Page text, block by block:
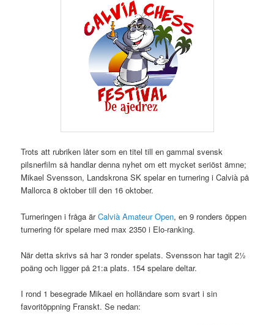
Trots att rubriken låter som en titel till en gammal svensk
pilsnerfilm så handlar denna nyhet om ett mycket seriöst ämne;
Mikael Svensson, Landskrona SK spelar en turnering i Calvià på
Mallorca 8 oktober till den 16 oktober.
Turneringen i fråga ärCalvià Amateur Open, en 9 ronders öppen
turnering för spelare med max 2350 i Elo-ranking.
När detta skrivs så har 3 ronder spelats. Svensson har tagit 2½
poäng och ligger på 21:a plats. 154 spelare deltar.
I rond 1 besegrade Mikael en holländare som svart i sin
favoritöppning Franskt. Se nedan: